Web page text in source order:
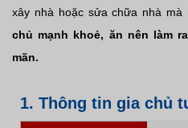
xây nhà hoặc sửa chữa nhà mà
chủ mạnh khoẻ, ăn nên làm
mãn.
1. Thông tin gia chủ